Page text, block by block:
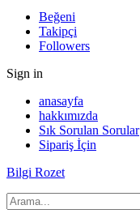
Beğeni
Takipçi
Followers
Sign in
anasayfa
hakkımızda
Sık Sorulan Sorular
Sipariş İçin
Bilgi Rozet